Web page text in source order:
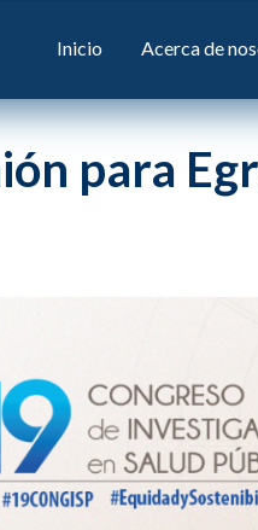
Inicio Acerca de
para